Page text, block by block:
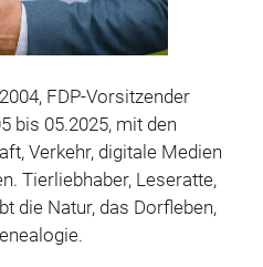
FDP-Vorsitzender
bis 05.2025, mit den
Verkehr, digitale Medien
Tierliebhaber, Leseratte,
die Natur, das Dorfleben,